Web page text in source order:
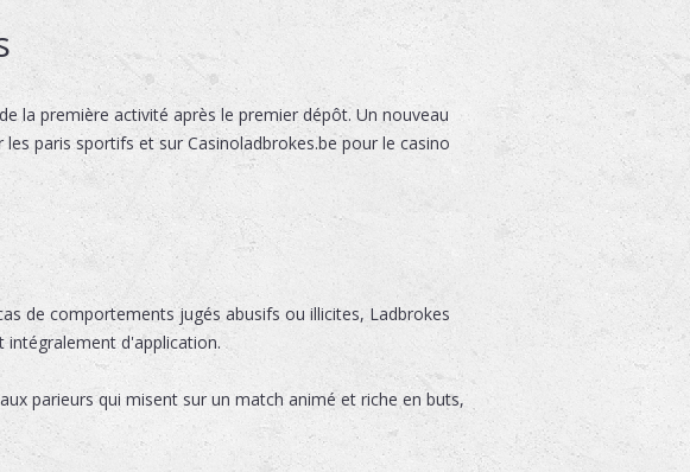
la première activité après le premier dépôt. Un nouveau
paris sportifs et sur Casinoladbrokes.be pour le casino
de comportements jugés abusifs ou illicites, Ladbrokes
intégralement d'application.
parieurs qui misent sur un match animé et riche en buts,